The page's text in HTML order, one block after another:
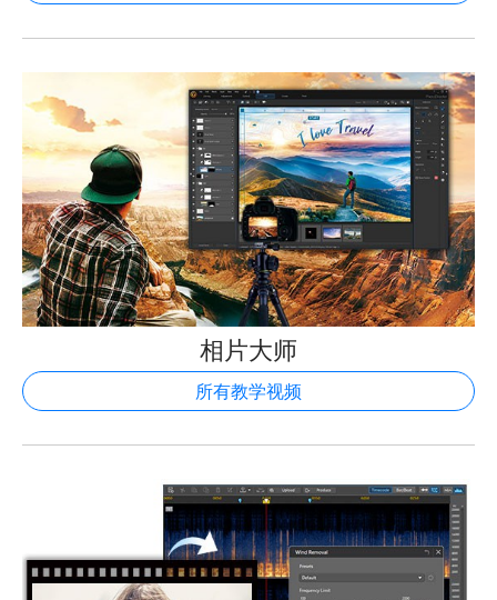
相片大师
所有教学视频